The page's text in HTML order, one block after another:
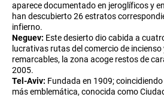
aparece documentado en jeroglíficos y
han descubierto 26 estratos
infierno.
Neguev: Este desierto dio cabida a
lucrativas rutas del comercio de
remarcables, la zona acoge restos de
2005.
Tel-Aviv: Fundada en 1909;
más emblemática, conocida como